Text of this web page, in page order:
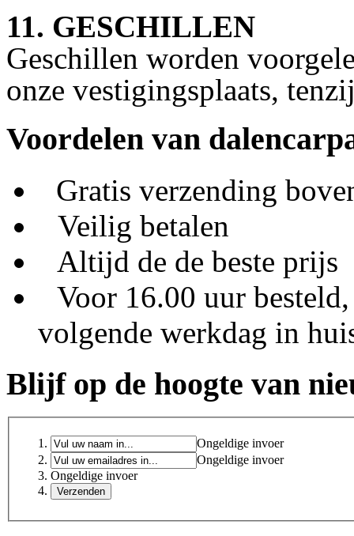
11. GESCHILLEN
Geschillen worden
onze vestigingsplaats,
Voordelen van
Gratis verzending
Veilig betalen
Altijd de de beste prijs
Voor 16.00 uur besteld,
volgende werkdag in
Blijf op de hoogte van
Ongeldige invoer
Ongeldige invoer
Ongeldige invoer